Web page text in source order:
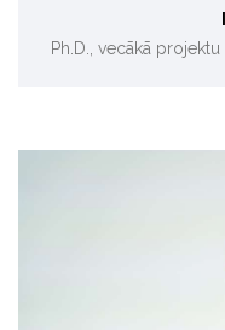
Ph.D., vecākā